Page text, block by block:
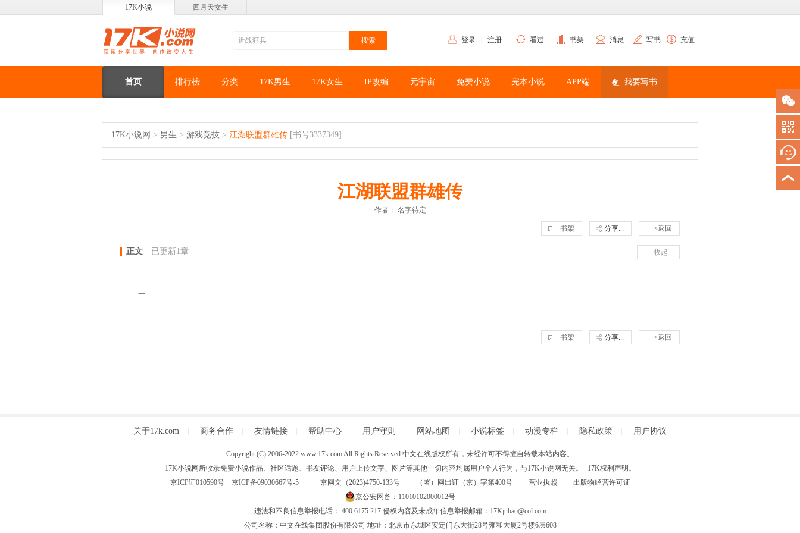
17K小说 四月天女生
登录 注册 看过 书架 消息 写书 充值
首页 排行榜 分类 17K男生 17K女生 IP改编 元宇宙 免费小说 完本小说 APP端 我要写书
17K小说网 > 男生 > 游戏竞技 > 江湖联盟群雄传 [书号3337349]
江湖联盟群雄传
作者： 名字待定
<返回
分享...
+书架
- 收起
正文 已更新1章
一
<返回
分享...
+书架
关于17k.com 商务合作 友情链接 帮助中心 用户守则 网站地图 小说标签 动漫专栏 隐私政策 用户协议
Copyright (C) 2006-2022 www.17k.com All Rights Reserved 中文在线版权所有，未经许可不得擅自转载本站内容。
17K小说网所收录免费小说作品、社区话题、书友评论、用户上传文字、图片等其他一切内容均属用户个人行为，与17K小说网无关。--17K权利声明。
京ICP证010590号 京ICP备09030667号-5京网文（2023)4750-133号 （署）网出证（京）字第400号 营业执照
出版物经营许可证
京公安网备：11010102000012号
违法和不良信息举报电话： 400 6175 217 侵权内容及未成年信息举报邮箱：17Kjubao@col.com
公司名称：中文在线集团股份有限公司 地址：北京市东城区安定门东大街28号雍和大厦2号楼6层608